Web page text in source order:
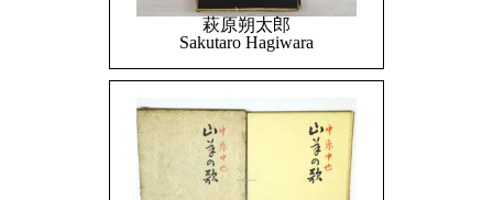
萩原朔太郎
Sakutaro Hagiwara